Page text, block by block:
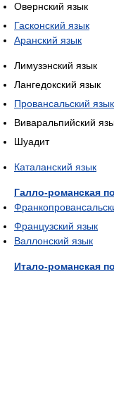
Овернский язык
Гасконский язык
Аранский язык
Лимузэнский язык
Лангедокский язык
Провансальский язык
Виваральпийский
Шуадит
Каталанский язык
Галло-романская
Французский язык
Валлонский язык
Итало-романская